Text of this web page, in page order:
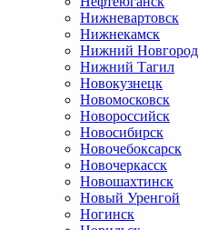
Нижневартовск
Нижнекамск
Нижний Новгород
Нижний Тагил
Новокузнецк
Новомосковск
Новороссийск
Новосибирск
Новочебоксарск
Новочеркасск
Новошахтинск
Новый Уренгой
Ногинск